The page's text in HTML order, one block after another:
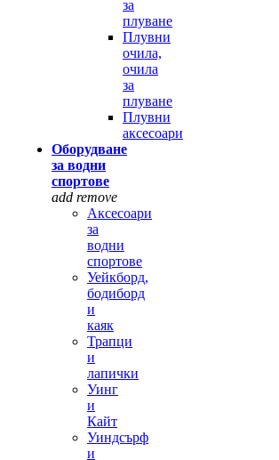
за
плуване
Плувни
очила,
очила
за
плуване
Плувни
аксесоари
Оборудване
за водни
спортове
add remove
Аксесоари
за
водни
спортове
Уейкборд,
бодиборд
и
каяк
Трапци
и
лапички
Уинг
и
Кайт
Уиндсърф
и